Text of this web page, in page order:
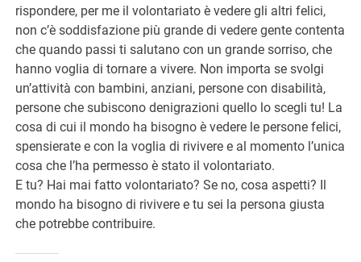
rispondere, per me il volontariato è vedere gli altri felici,
non c’è soddisfazione più grande di vedere gente contenta
che quando passi ti salutano con un grande sorriso, che
hanno voglia di tornare a vivere. Non importa se svolgi
un’attività con bambini, anziani, persone con disabilità,
persone che subiscono denigrazioni quello lo scegli tu! La
cosa di cui il mondo ha bisogno è vedere le persone felici,
spensierate e con la voglia di rivivere e al momento l’unica
cosa che l’ha permesso è stato il volontariato.
E tu? Hai mai fatto volontariato? Se no, cosa aspetti? Il
mondo ha bisogno di rivivere e tu sei la persona giusta
che potrebbe contribuire.